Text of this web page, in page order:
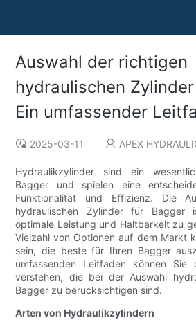
Auswahl der richtigen
hydraulischen
Ein umfassender
2025-03-11 APEX
Hydraulikzylinder sind ein
Bagger und spielen eine
Funktionalität und Effizienz. Die
hydraulischen Zylinder für
optimale Leistung und Haltbarkeit zu
Vielzahl von Optionen auf dem Markt
sein, die beste für Ihren Bagger
umfassenden Leitfaden können Sie
verstehen, die bei der Auswahl
Bagger zu berücksichtigen sind.
Arten von Hydraulikzylindern